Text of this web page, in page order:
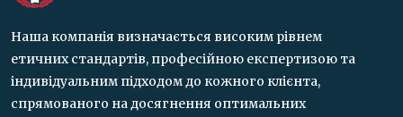
Наша компанія визначається високим рівнем
етичних стандартів, професійною експертизою та
індивідуальним підходом до кожного клієнта,
спрямованого на досягнення оптимальних